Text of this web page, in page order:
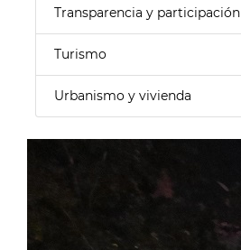
Transparencia y participación
Turismo
Urbanismo y vivienda